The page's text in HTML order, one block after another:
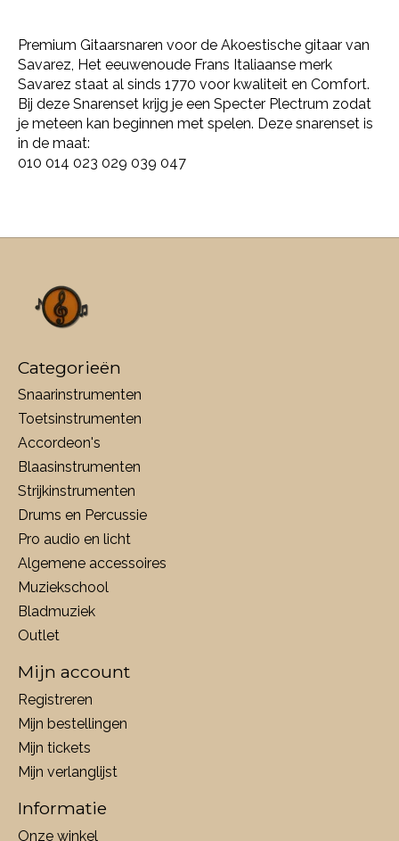
Premium Gitaarsnaren voor de Akoestische gitaar van
Savarez, Het eeuwenoude Frans Italiaanse merk
Savarez staat al sinds 1770 voor kwaliteit en Comfort.
Bij deze Snarenset krijg je een Specter Plectrum zodat
je meteen kan beginnen met spelen. Deze snarenset is
in de maat:
010 014 023 029 039 047
Categorieën
Snaarinstrumenten
Toetsinstrumenten
Accordeon's
Blaasinstrumenten
Strijkinstrumenten
Drums en Percussie
Pro audio en licht
Algemene accessoires
Muziekschool
Bladmuziek
Outlet
Mijn account
Registreren
Mijn bestellingen
Mijn tickets
Mijn verlanglijst
Informatie
Onze winkel